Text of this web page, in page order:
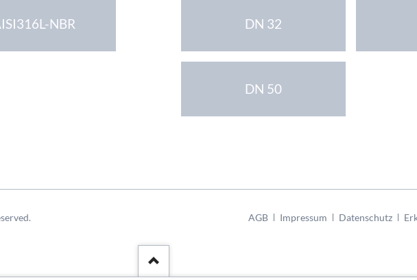
NBR DN 32
DN 50
Navigation
AGB Impressum Datenschutz